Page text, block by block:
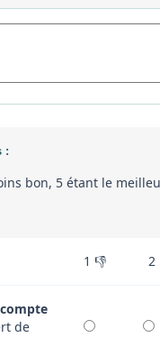
:
bon, 5 étant le
1 👎 2
de